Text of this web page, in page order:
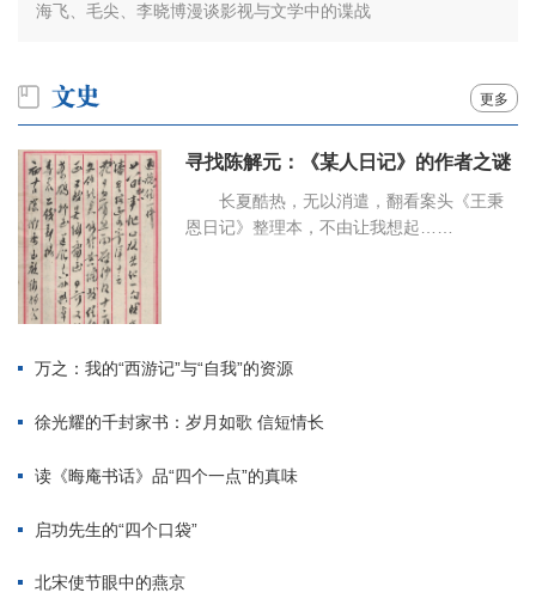
海飞、毛尖、李晓博漫谈影视与文学中的谍战
更多
寻找陈解元：《某人日记》的作者之谜
长夏酷热，无以消遣，翻看案头《王秉
恩日记》整理本，不由让我想起……
万之：我的“西游记”与“自我”的资源
徐光耀的千封家书：岁月如歌 信短情长
读《晦庵书话》品“四个一点”的真味
启功先生的“四个口袋”
北宋使节眼中的燕京